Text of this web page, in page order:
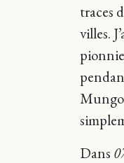
traces
villes.
Mungo
Dans